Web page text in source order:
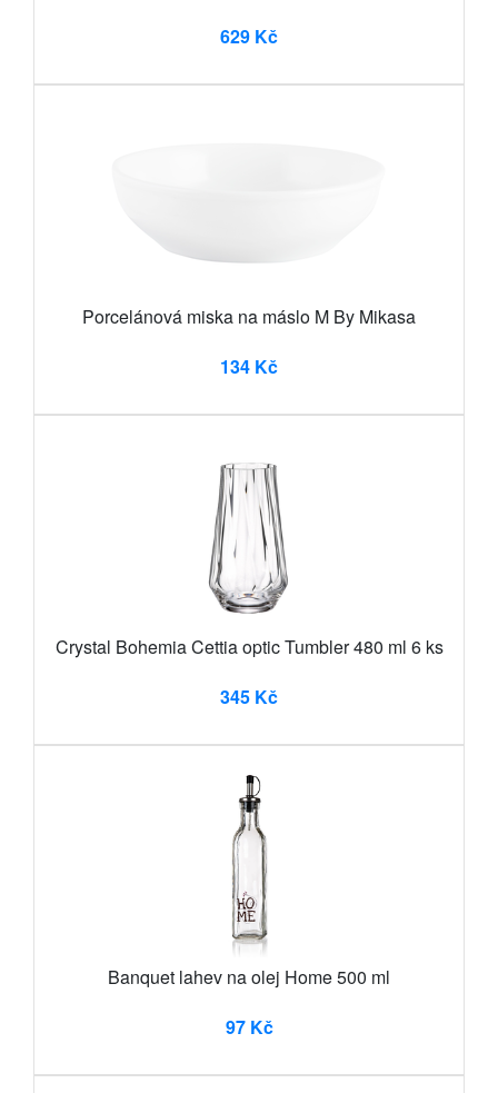
629 Kč
Porcelánová miska na máslo M By Mikasa
134 Kč
Crystal Bohemia Cettia optic Tumbler 480 ml 6 ks
345 Kč
Banquet lahev na olej Home 500 ml
97 Kč